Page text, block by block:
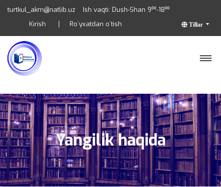
turtkul_akm@natlib.uz Ish vaqti: Dush-Shan 9⁰⁰-18⁰⁰
Tillar
Kirish Ro`yxatdan o`tish
Yangilik haqida